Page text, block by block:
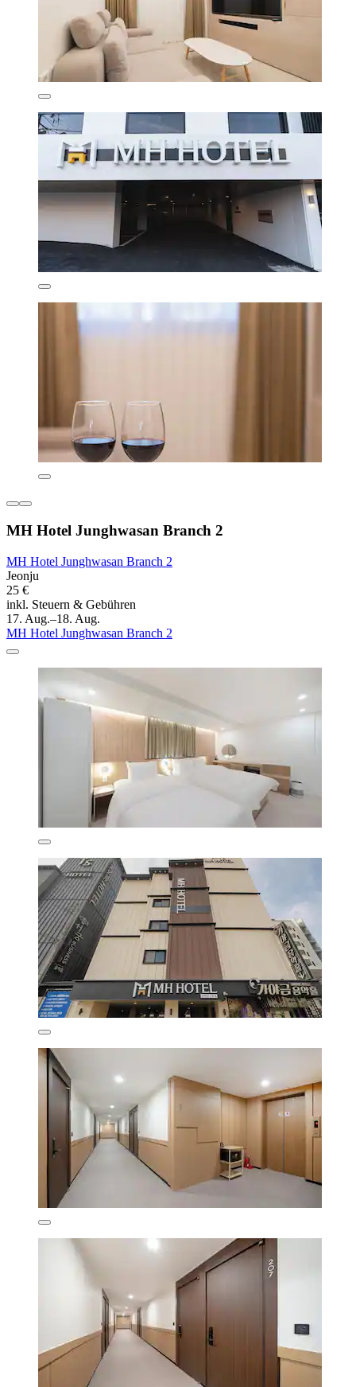
MH Hotel Junghwasan Branch 2
MH Hotel Junghwasan Branch 2
Jeonju
25 €
inkl. Steuern & Gebühren
17. Aug.–18. Aug.
MH Hotel Junghwasan Branch 2